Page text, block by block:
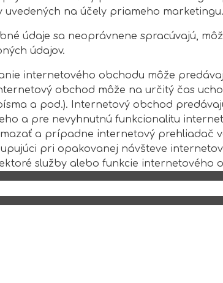
na účely priameho marketingu.
údaje sa neoprávnene spracúvajú,
údajov.
internetového obchodu môže
obchod môže na určitý čas
a pod.). Internetový obchod
a pre nevyhnutnú funkcionalitu
a prípadne internetový prehliadač
pri opakovanej návšteve
služby alebo funkcie internetového